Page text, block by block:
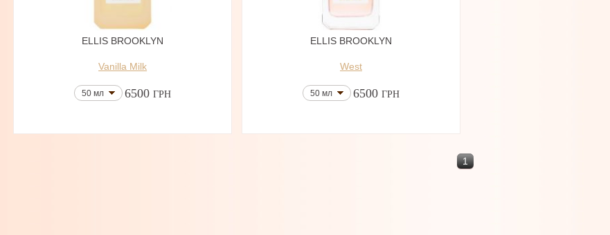
ELLIS BROOKLYN
Vanilla Milk
50 мл 6500 ГРН
ELLIS BROOKLYN
West
50 мл 6500 ГРН
1